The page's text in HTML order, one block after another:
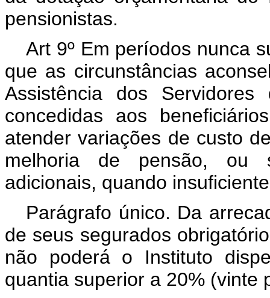
pensionistas.
Art 9º Em períodos nunca
que as circunstâncias
Assistência dos
concedidas aos
atender variações de custo
melhoria de pensão, ou
adicionais, quando
Parágrafo único. Da
de seus segurados
não poderá o Instituto
quantia superior a 20% (vinte